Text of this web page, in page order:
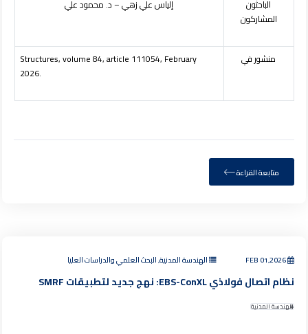
الباحثون
المشاركون
إلياس علي زهي – د. محمود علي
منشور في
Structures, volume 84, article 111054, February
2026.
متابعة القراءة
FEB 01,2026 الهندسة المدنية, البحث العلمي والدراسات العليا
نظام اتصال فولاذي EBS-ConXL: نهج جديد لتطبيقات SMRF
الهندسة المدنية